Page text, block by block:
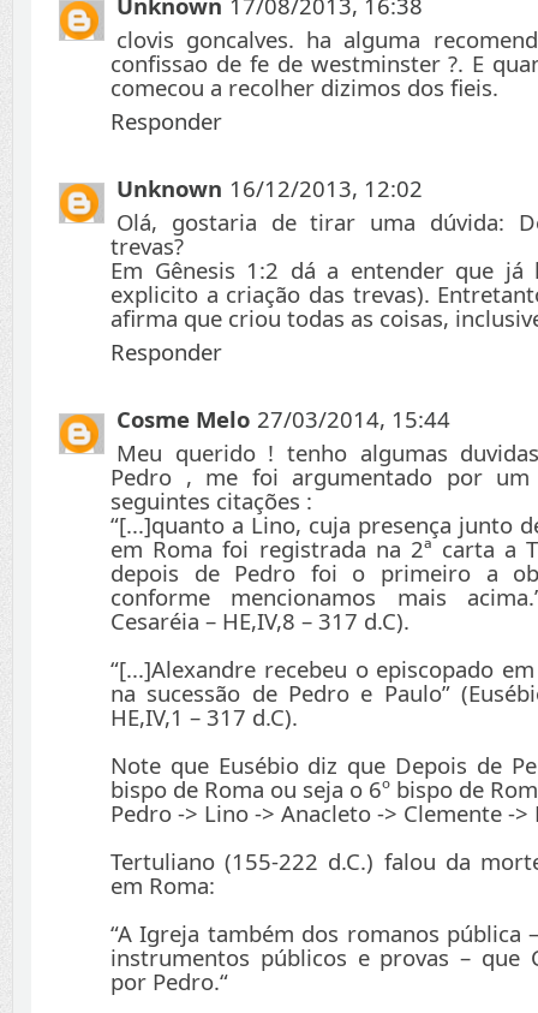
clovis goncalves. ha alguma
confissao de fe de westminster ?. E
comecou a recolher dizimos dos fieis.
Responder
Unknown 16/12/2013, 12:02
Olá, gostaria de tirar uma dúvida:
trevas?
Em Gênesis 1:2 dá a entender que já
explicito a criação das trevas).
afirma que criou todas as coisas,
Responder
Cosme Melo 27/03/2014, 15:44
Meu querido ! tenho algumas
Pedro , me foi argumentado por um
seguintes citações :
“[...]quanto a Lino, cuja presença junto
em Roma foi registrada na 2ª carta a
depois de Pedro foi o primeiro a
conforme mencionamos mais
Cesaréia – HE,IV,8 – 317 d.C).
“[...]Alexandre recebeu o episcopado
na sucessão de Pedro e Paulo”
HE,IV,1 – 317 d.C).
Note que Eusébio diz que Depois de
bispo de Roma ou seja o 6º bispo de
Pedro -> Lino -> Anacleto -> Clemente -
Tertuliano (155-222 d.C.) falou da
em Roma:
“A Igreja também dos romanos pública
instrumentos públicos e provas – que
por Pedro.“